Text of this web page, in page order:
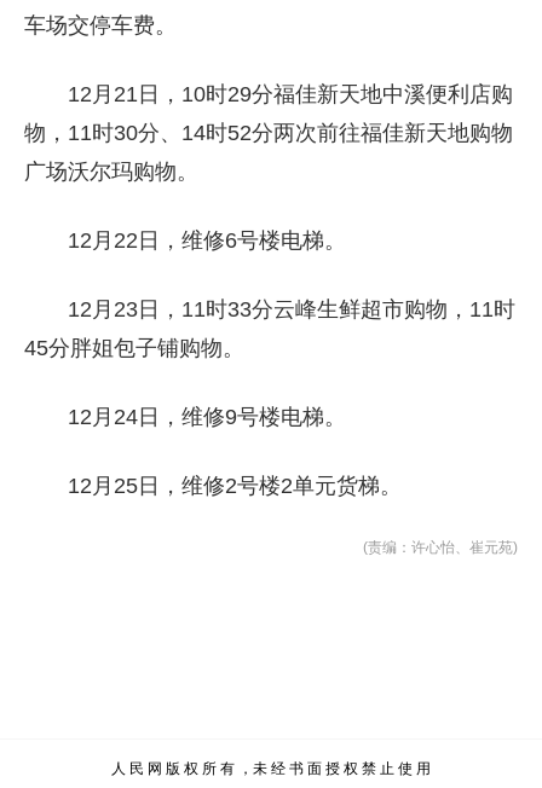
车场交停车费。
12月21日，10时29分福佳新天地中溪便利店购
物，11时30分、14时52分两次前往福佳新天地购物
广场沃尔玛购物。
12月22日，维修6号楼电梯。
12月23日，11时33分云峰生鲜超市购物，11时
45分胖姐包子铺购物。
12月24日，维修9号楼电梯。
12月25日，维修2号楼2单元货梯。
(责编：许心怡、崔元苑)
人 民 网 版 权 所 有 ，未 经 书 面 授 权 禁 止 使 用